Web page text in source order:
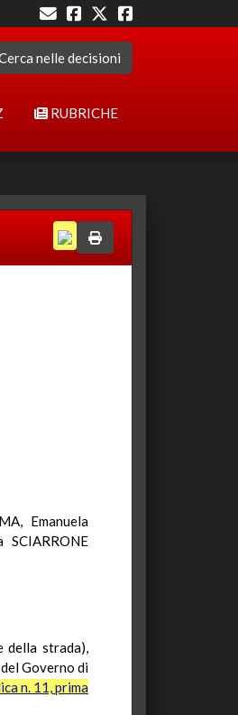
nelle decisioni
RUBRICHE
Emanuela
della strada),
Governo di
n. 11, prima